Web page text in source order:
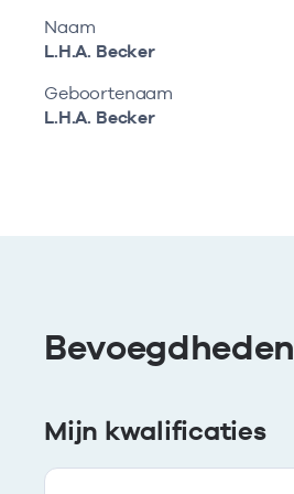
Naam
L.H.A. Becker
Geboortenaam
L.H.A. Becker
Bevoegdheden
Mijn kwalificaties